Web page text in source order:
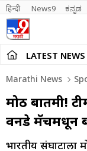
हिन्दी News9 ಕನ್ನಡ
LATEST NEWS
Marathi News
मोठी बातमी!
वनडे मॅचमधून
भारतीय संघाटाला